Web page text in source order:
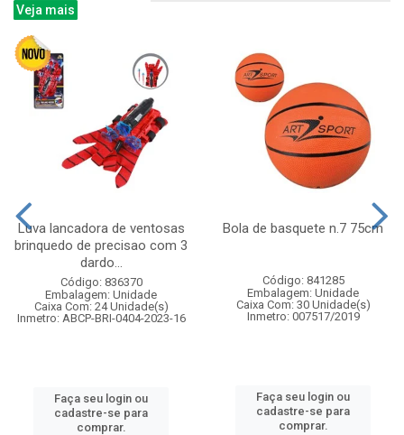
Veja mais
Luva lancadora de ventosas
brinquedo de precisao com 3
dardo...
Código: 836370
Embalagem: Unidade
Caixa Com: 24 Unidade(s)
Inmetro: ABCP-BRI-0404-2023-16
Faça seu login ou
cadastre-se para
comprar.
Bola de basquete n.7 75cm
Código: 841285
Embalagem: Unidade
Caixa Com: 30 Unidade(s)
Inmetro: 007517/2019
Faça seu login ou
cadastre-se para
comprar.